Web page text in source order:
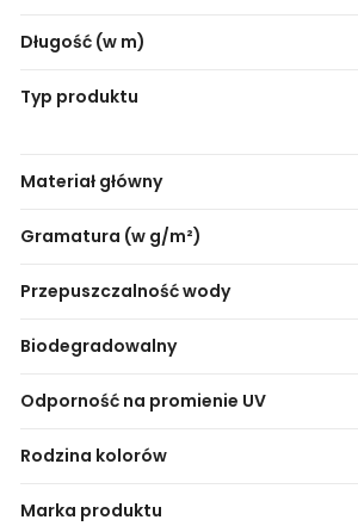
Długość (w m)
Typ produktu
Materiał główny
Gramatura (w g/m²)
Przepuszczalność wody
Biodegradowalny
Odporność na promienie UV
Rodzina kolorów
Marka produktu